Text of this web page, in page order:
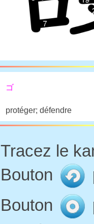
ゴ
protéger; défendre
Tracez le
Bouton
Bouton